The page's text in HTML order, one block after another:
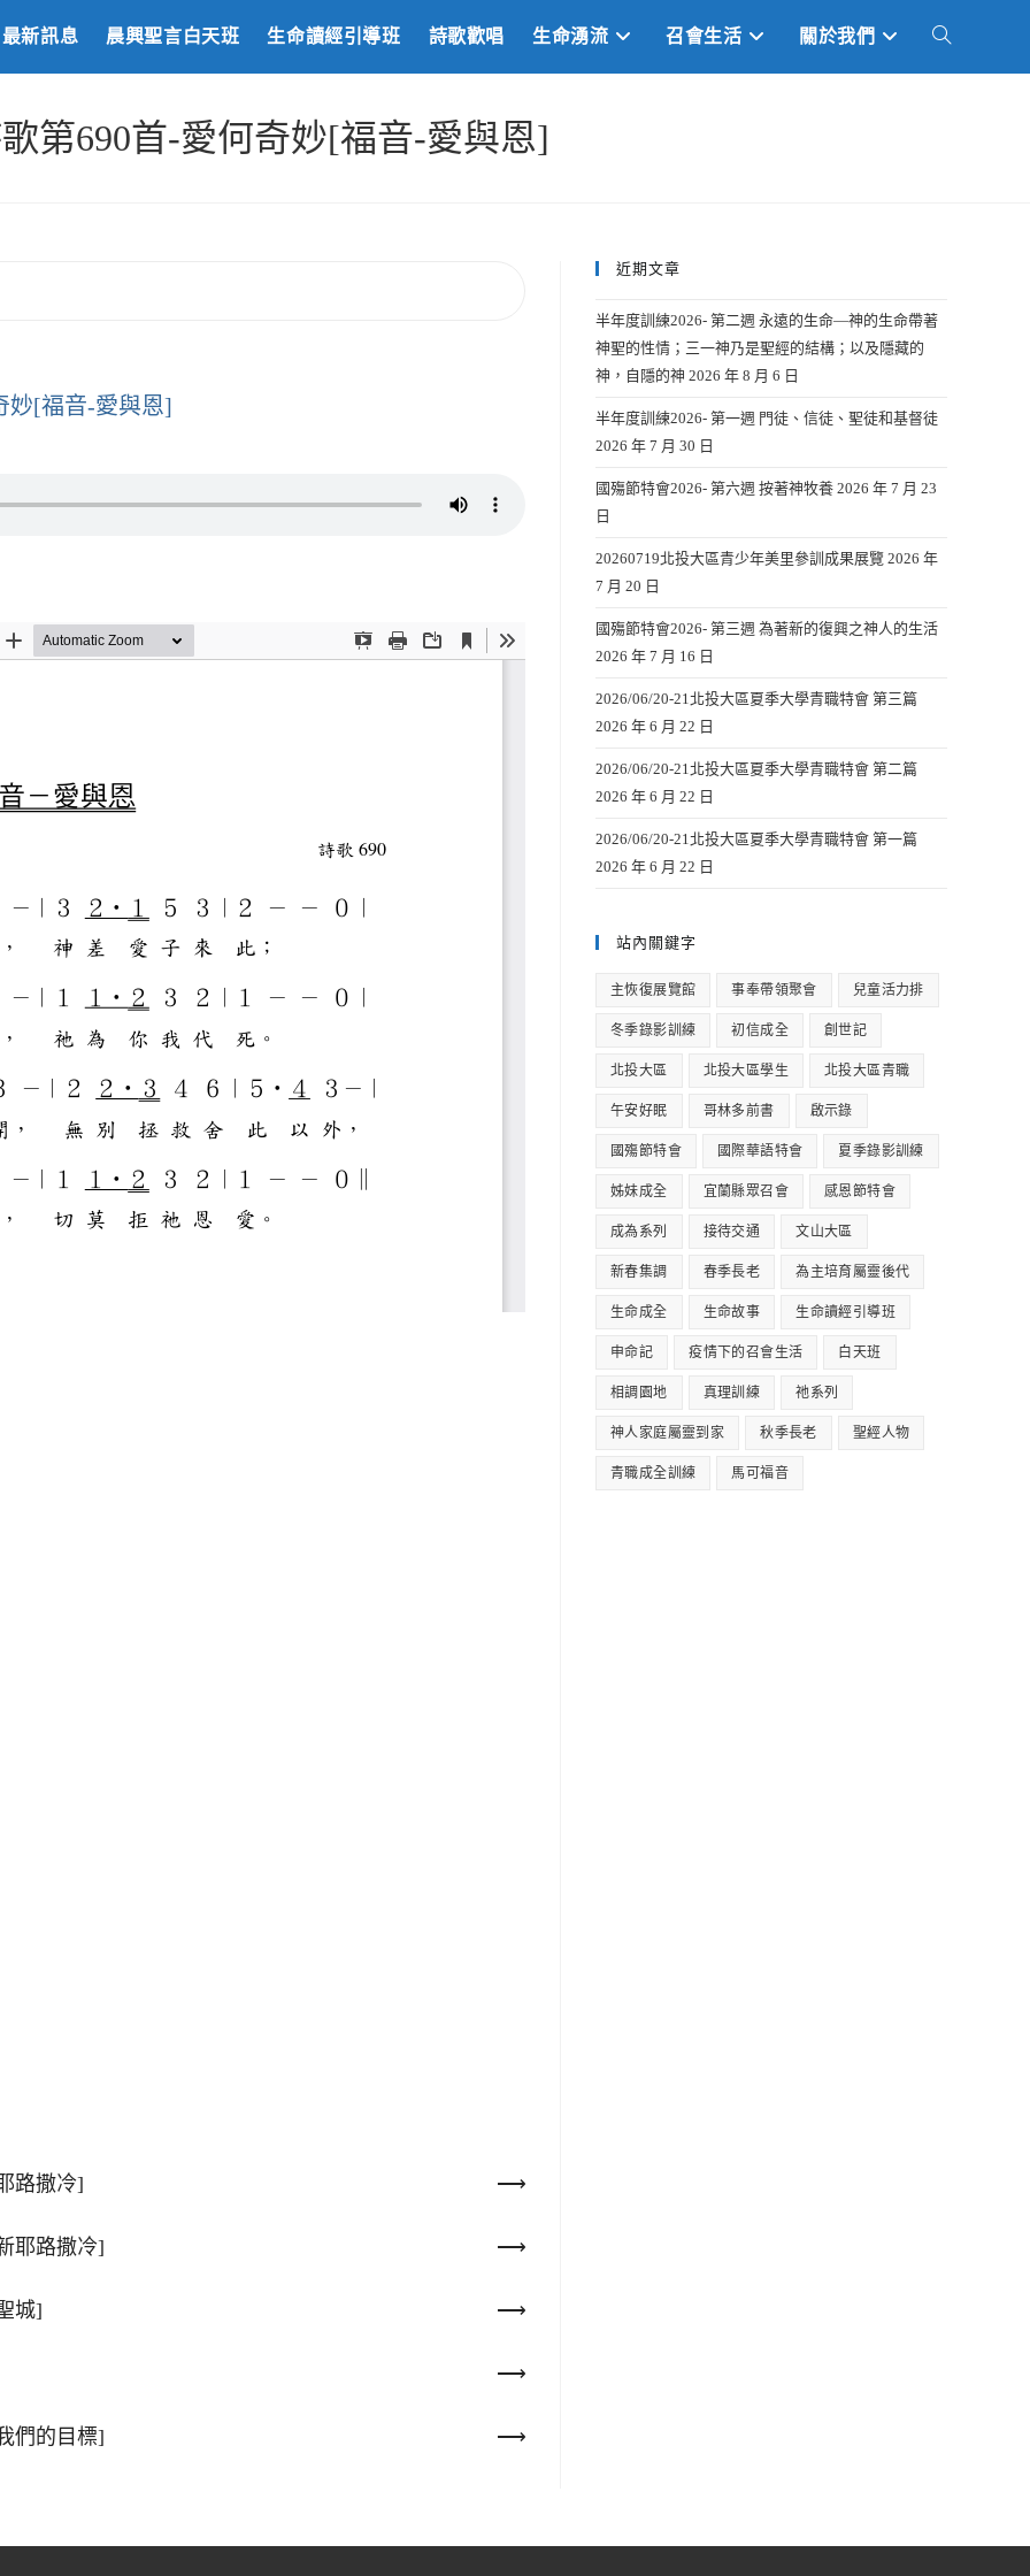
最新訊息 晨興聖言白天班 生命讀經引導班 詩歌歡唱 生命湧流 召會生活 關於我們 TOGGLE
第690首-愛何奇妙[福音-愛與恩]
妙[福音-愛與恩]
路撒冷]
耶路撒冷]
城]
們的目標]
近期文章
半年度訓練2026- 第二週 永遠的生命—神的生命帶著
神聖的性情；三一神乃是聖經的結構；以及隱藏的
神，自隱的神 2026 年 8 月 6 日
半年度訓練2026- 第一週 門徒、信徒、聖徒和基督徒
2026 年 7 月 30 日
國殤節特會2026- 第六週 按著神牧養 2026 年 7 月 23
日
20260719北投大區青少年美里參訓成果展覽 2026 年
7 月 20 日
國殤節特會2026- 第三週 為著新的復興之神人的生活
2026 年 7 月 16 日
2026/06/20-21北投大區夏季大學青職特會 第三篇
2026 年 6 月 22 日
2026/06/20-21北投大區夏季大學青職特會 第二篇
2026 年 6 月 22 日
2026/06/20-21北投大區夏季大學青職特會 第一篇
2026 年 6 月 22 日
站內關鍵字
主恢復展覽館 事奉帶領聚會 兒童活力排
冬季錄影訓練 初信成全 創世記
北投大區 北投大區學生 北投大區青職
午安好眠 哥林多前書 啟示錄
國殤節特會 國際華語特會 夏季錄影訓練
姊妹成全 宜蘭縣眾召會 感恩節特會
成為系列 接待交通 文山大區
新春集調 春季長老 為主培育屬靈後代
生命成全 生命故事 生命讀經引導班
申命記 疫情下的召會生活 白天班
相調園地 真理訓練 祂系列
神人家庭屬靈到家 秋季長老 聖經人物
青職成全訓練 馬可福音